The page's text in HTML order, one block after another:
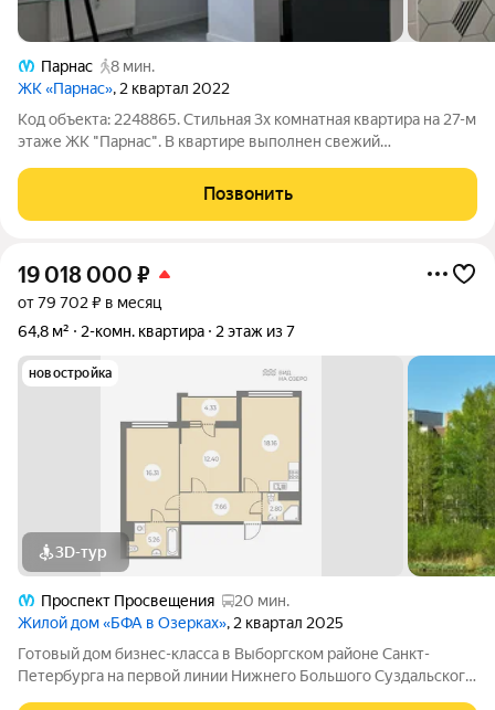
Парнас
8 мин.
ЖК «Парнас», 2 квартал 2022
Код объекта: 2248865. Стильная 3х комнатная квартира на 27-м
этаже ЖК "Парнас". В квартире выполнен свежий
мебелью и техникой. Для дополнительного комфорта
предусмотрен теплый пол в прихожей, ванной
Позвонить
19 018 000 ₽
от 79 702 ₽ в месяц
64,8 м²
2-комн. квартира 2 этаж из 7
новостройка
3D-тур
Проспект Просвещения
20 мин.
Жилой дом «БФА в Озерках», 2 квартал 2025
Готовый дом бизнес-класса в Выборгском районе Санкт-
Петербурга на первой линии Нижнего Большого Суздальского